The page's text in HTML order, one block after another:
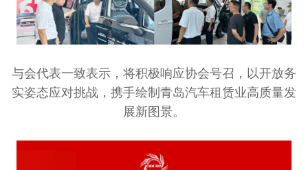
与会代表一致表示，将积极响应协会号召，以开放务
实姿态应对挑战，携手绘制青岛汽车租赁业高质量发
展新图景。